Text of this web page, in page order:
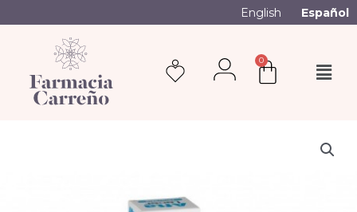
English Español
0